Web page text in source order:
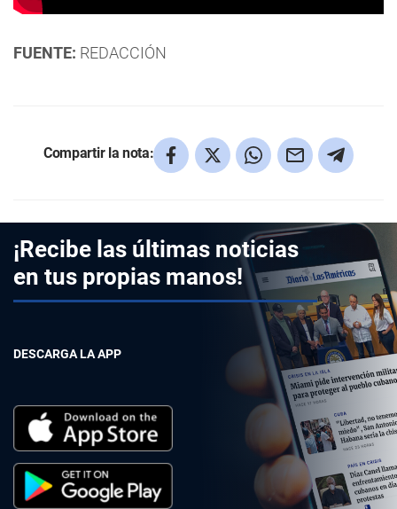
FUENTE: REDACCIÓN
Compartir la nota:
¡Recibe las últimas noticias
en tus propias manos!
DESCARGA LA APP